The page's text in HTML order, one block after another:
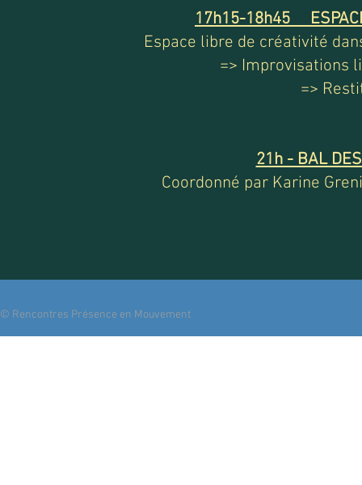
17h15-18h45
Espace libre de créativité
=> Improvisations
=>
21h - BAL
Coordonné par Karine
© Rencontres Présence en Mouvement